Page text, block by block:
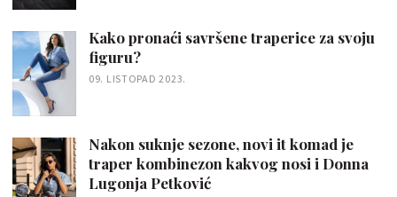
Kako pronaći savršene traperice za svoju
figuru?
09. LISTOPAD 2023.
Nakon suknje sezone, novi it komad je
traper kombinezon kakvog nosi i Donna
Lugonja Petković